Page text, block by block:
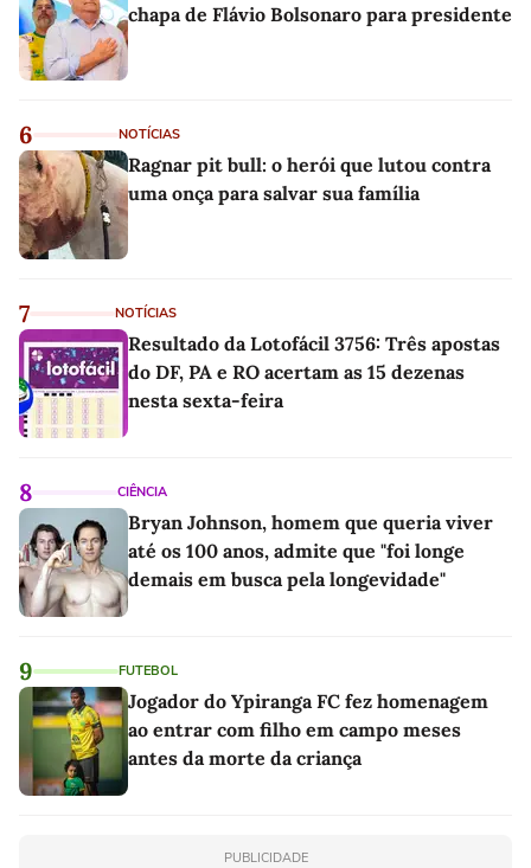
chapa de Flávio Bolsonaro para presidente
6 NOTÍCIAS
Ragnar pit bull: o herói que lutou contra
uma onça para salvar sua família
7 NOTÍCIAS
Resultado da Lotofácil 3756: Três apostas
do DF, PA e RO acertam as 15 dezenas
nesta sexta-feira
8 CIÊNCIA
Bryan Johnson, homem que queria viver
até os 100 anos, admite que "foi longe
demais em busca pela longevidade"
9 FUTEBOL
Jogador do Ypiranga FC fez homenagem
ao entrar com filho em campo meses
antes da morte da criança
PUBLICIDADE